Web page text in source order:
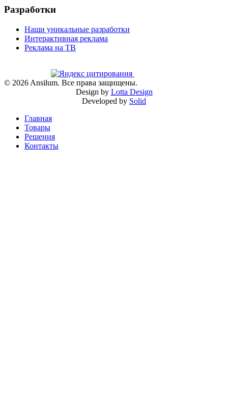
Разработки
Наши уникальные разработки
Интерактивная реклама
Реклама на ТВ
© 2026 Ansilum. Все права защищены.
Design by Lotta Design
Developed by Solid
Главная
Товары
Решения
Контакты